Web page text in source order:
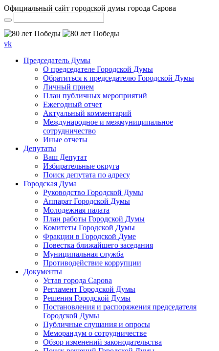
Официальный сайт городской думы города Сарова
vk
Председатель Думы
О председателе Городской Думы
Обратиться к председателю Городской Думы
Личный прием
План публичных мероприятий
Ежегодный отчет
Актуальный комментарий
Международное и межмуниципальное
сотрудничество
Иные отчеты
Депутаты
Ваш Депутат
Избирательные округа
Поиск депутата по адресу
Городская Дума
Руководство Городской Думы
Аппарат Городской Думы
Молодежная палата
План работы Городской Думы
Комитеты Городской Думы
Фракции в Городской Думе
Повестка ближайшего заседания
Муниципальная служба
Противодействие коррупции
Документы
Устав города Сарова
Регламент Городской Думы
Решения Городской Думы
Постановления и распоряжения председателя
Городской Думы
Публичные слушания и опросы
Меморандум о сотрудничестве
Обзор изменений законодательства